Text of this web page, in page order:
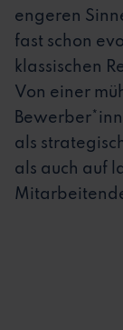
engeren
fast schon
klassischen
Von einer
als
als auch auf